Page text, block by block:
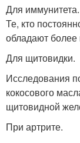
Для иммунитета.
Те, кто
обладают
Для щитовидки.
Исследования
кокосового
щитовидной
При артрите.